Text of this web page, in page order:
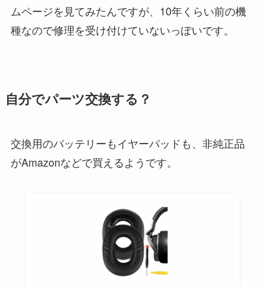
ムページを見てみたんですが、10年くらい前の機
種なので修理を受け付けていないっぽいです。
自分でパーツ交換する？
交換用のバッテリーもイヤーパッドも、非純正品
がAmazonなどで買えるようです。